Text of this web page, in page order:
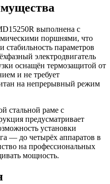
выполнена с
поршнями, что
стабильность параметров
электродвигатель
оснащён термозащитой от
и не требует
на непрерывный режим
стальной раме с
предусматривает
установки
— до четырёх аппаратов в
на профессиональных
мощность.